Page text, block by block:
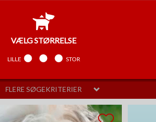
VÆLGSTØRRELSE
LILLE MELLEM STOR
VÆLGPELSPLEJE
FLERE SØGEKRITERIER